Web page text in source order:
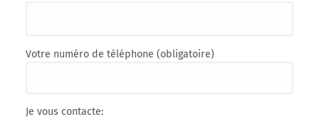
Votre numéro de téléphone (obligatoire)
Je vous contacte: